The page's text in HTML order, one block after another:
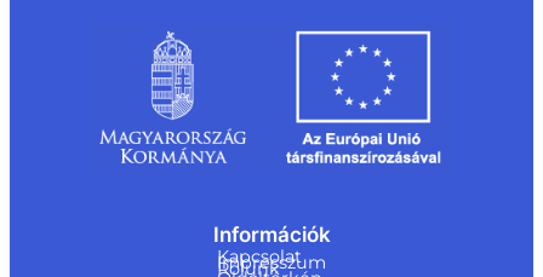
Információk
Kapcsolat
Impresszum
Rólunk